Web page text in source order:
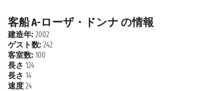
客船 A-ローザ・ドンナ の情報
建造年: 2002
ゲスト数: 242
客室数: 100
長さ 124
長さ 14
速度 24